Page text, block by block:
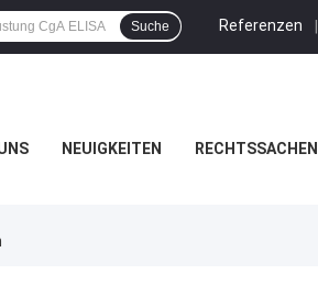
Referenzen |
Suche
NEUIGKEITEN RECHTSSACHEN